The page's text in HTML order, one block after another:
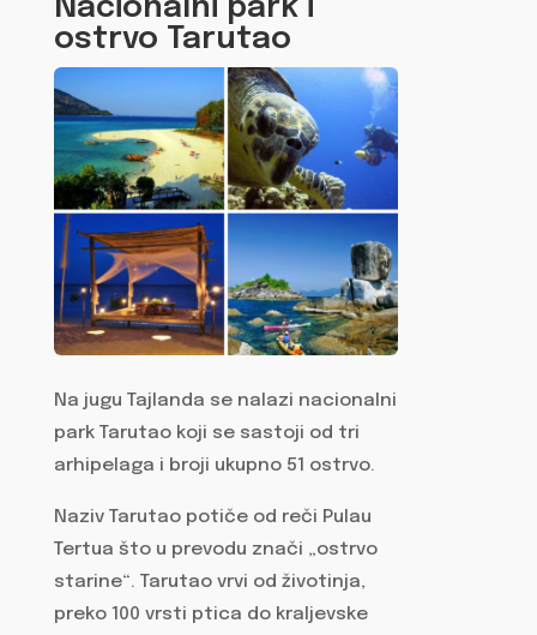
Nacionalni park i
ostrvo Tarutao
Na jugu Tajlanda se nalazi nacionalni
park Tarutao koji se sastoji od tri
arhipelaga i broji ukupno 51 ostrvo.
Naziv Tarutao potiče od reči Pulau
Tertua što u prevodu znači „ostrvo
starine“. Tarutao vrvi od životinja,
preko 100 vrsti ptica do kraljevske